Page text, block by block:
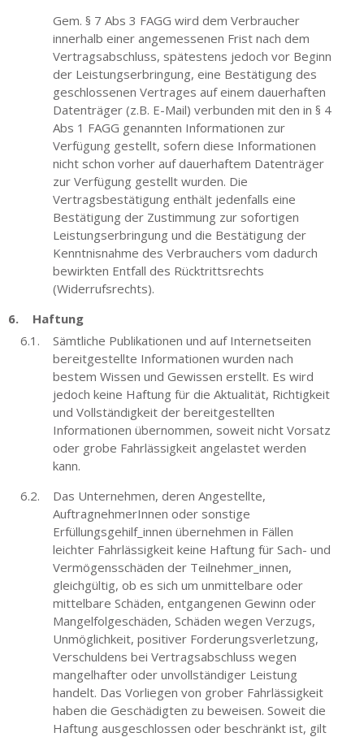
Gem. § 7 Abs 3 FAGG wird dem Verbraucher
innerhalb einer angemessenen Frist nach dem
Vertragsabschluss, spätestens jedoch vor Beginn
der Leistungserbringung, eine Bestätigung des
geschlossenen Vertrages auf einem dauerhaften
Datenträger (z.B. E-Mail) verbunden mit den in § 4
Abs 1 FAGG genannten Informationen zur
Verfügung gestellt, sofern diese Informationen
nicht schon vorher auf dauerhaftem Datenträger
zur Verfügung gestellt wurden. Die
Vertragsbestätigung enthält jedenfalls eine
Bestätigung der Zustimmung zur sofortigen
Leistungserbringung und die Bestätigung der
Kenntnisnahme des Verbrauchers vom dadurch
bewirkten Entfall des Rücktrittsrechts
(Widerrufsrechts).
Haftung
Sämtliche Publikationen und auf Internetseiten
bereitgestellte Informationen wurden nach
bestem Wissen und Gewissen erstellt. Es wird
jedoch keine Haftung für die Aktualität, Richtigkeit
und Vollständigkeit der bereitgestellten
Informationen übernommen, soweit nicht Vorsatz
oder grobe Fahrlässigkeit angelastet werden
kann.
Das Unternehmen, deren Angestellte,
AuftragnehmerInnen oder sonstige
Erfüllungsgehilf_innen übernehmen in Fällen
leichter Fahrlässigkeit keine Haftung für Sach- und
Vermögensschäden der Teilnehmer_innen,
gleichgültig, ob es sich um unmittelbare oder
mittelbare Schäden, entgangenen Gewinn oder
Mangelfolgeschäden, Schäden wegen Verzugs,
Unmöglichkeit, positiver Forderungsverletzung,
Verschuldens bei Vertragsabschluss wegen
mangelhafter oder unvollständiger Leistung
handelt. Das Vorliegen von grober Fahrlässigkeit
haben die Geschädigten zu beweisen. Soweit die
Haftung ausgeschlossen oder beschränkt ist, gilt